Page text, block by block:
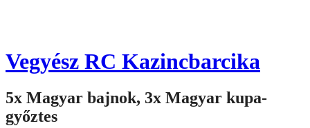
Vegyész RC Kazincbarcika
5x Magyar bajnok, 3x Magyar kupa-
győztes